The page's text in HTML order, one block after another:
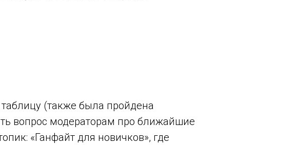
(также была пройдена
вопрос модераторам про ближайшие
«Ганфайт для новичков», где